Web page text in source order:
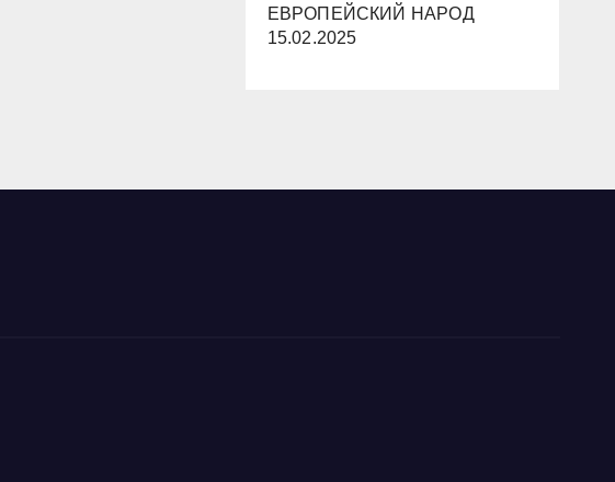
ЕВРОПЕЙСКИЙ НАРОД
15.02.2025